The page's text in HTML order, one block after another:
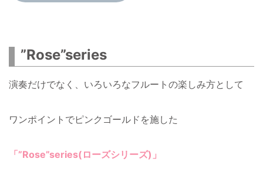
”Rose”series
演奏だけでなく、いろいろなフルートの楽しみ方として
ワンポイントでピンクゴールドを施した
「”Rose”series(ローズシリーズ)」